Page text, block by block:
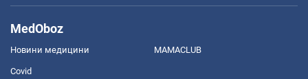
MedOboz
Новини медицини MAMACLUB
Covid